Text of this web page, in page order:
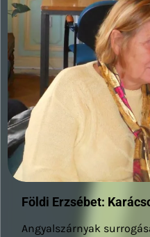
Földi Erzsébet:
Angyalszárnyak